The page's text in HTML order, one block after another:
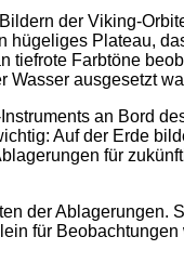
der Viking-
Plateau,
Farbtöne
ausgesetzt
an Bord
Auf der Erde
für
der Ablagerungen.
für